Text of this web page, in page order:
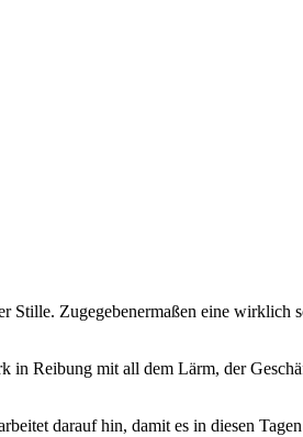
Stille. Zugegebenermaßen eine
in Reibung mit all dem Lärm, der
darauf hin, damit es in diesen